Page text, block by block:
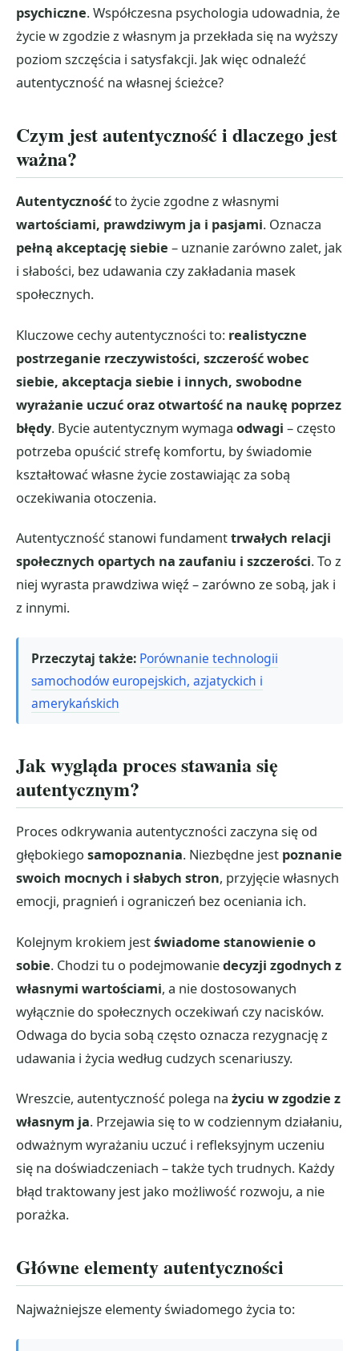
psychiczne. Współczesna psychologia udowadnia, że
życie w zgodzie z własnym ja przekłada się na wyższy
poziom szczęścia i satysfakcji. Jak więc odnaleźć
autentyczność na własnej ścieżce?
Czym jest autentyczność i dlaczego jest
ważna?
Autentycznośćto życie zgodne z własnymi
wartościami, prawdziwym ja i pasjami. Oznacza
pełną akceptację siebie – uznanie zarówno zalet, jak
i słabości, bez udawania czy zakładania masek
społecznych.
Kluczowe cechy autentyczności to: realistyczne
postrzeganie rzeczywistości, szczerość wobec
siebie, akceptacja siebie i innych, swobodne
wyrażanie uczuć oraz otwartość na naukę poprzez
błędy. Bycie autentycznym wymaga odwagi – często
potrzeba opuścić strefę komfortu, by świadomie
kształtować własne życie zostawiając za sobą
oczekiwania otoczenia.
Autentyczność stanowi fundamenttrwałych relacji
społecznych opartych na zaufaniu i szczerości. To z
niej wyrasta prawdziwa więź – zarówno ze sobą, jak i
z innymi.
Przeczytaj także: Porównanie technologii
samochodów europejskich, azjatyckich i
amerykańskich
Jak wygląda proces stawania się
autentycznym?
Proces odkrywania autentyczności zaczyna się od
głębokiego samopoznania. Niezbędne jest poznanie
swoich mocnych i słabych stron, przyjęcie własnych
emocji, pragnień i ograniczeń bez oceniania ich.
Kolejnym krokiem jestświadome stanowienie o
sobie. Chodzi tu o podejmowaniedecyzji zgodnych z
własnymi wartościami, a nie dostosowanych
wyłącznie do społecznych oczekiwań czy nacisków.
Odwaga do bycia sobą często oznacza rezygnację z
udawania i życia według cudzych scenariuszy.
Wreszcie, autentyczność polega na życiu w zgodzie z
własnym ja. Przejawia się to w codziennym działaniu,
odważnym wyrażaniu uczuć i refleksyjnym uczeniu
się na doświadczeniach – także tych trudnych. Każdy
błąd traktowany jest jako możliwość rozwoju, a nie
porażka.
Główne elementy autentyczności
Najważniejsze elementy świadomego życia to: